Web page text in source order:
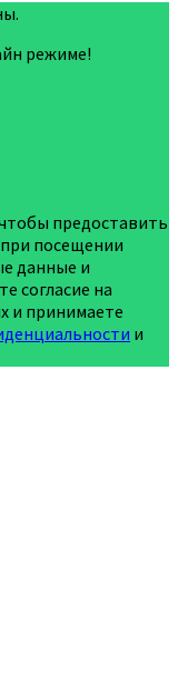
режиме!
предоставить
посещении
данные и
согласие на
и принимаете
и